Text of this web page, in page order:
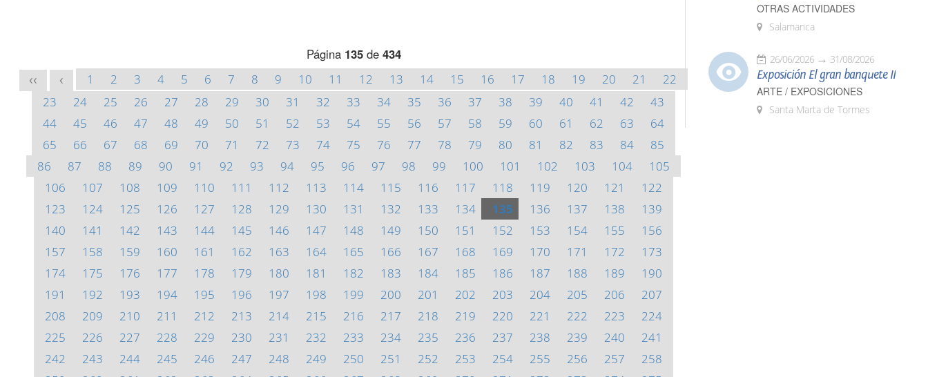
Página 135de 434
<< < 1 2 3 4 5 6 7 8 9 10 11 12 13 14 15 16 17 18 19 20 21
22
23
24 25 26 27 28 29 30 31 32 33 34 35 36 37 38 39 40 41 42
43
44
45 46 47 48 49 50 51 52 53 54 55 56 57 58 59 60 61 62 63
64
65
66 67 68 69 70 71 72 73 74 75 76 77 78 79 80 81 82 83 84
85
86
87 88 89 90 91 92 93 94 95 96 97 98 99 100 101 102 103 104
105
106
107 108 109 110 111 112 113 114 115 116 117 118 119 120 121
122
123
124 125 126 127 128 129 130 131 132 133 134 135 136 137 138
139
140
141 142 143 144 145 146 147 148 149 150 151 152 153 154 155
156
157
158 159 160 161 162 163 164 165 166 167 168 169 170 171 172
173
174
175 176 177 178 179 180 181 182 183 184 185 186 187 188 189
190
191
192 193 194 195 196 197 198 199 200 201 202 203 204 205 206
207
208
209 210 211 212 213 214 215 216 217 218 219 220 221 222 223
224
225
226 227 228 229 230 231 232 233 234 235 236 237 238 239 240
241
242
243 244 245 246 247 248 249 250 251 252 253 254 255 256 257
258
OTRAS ACTIVIDADES
Salamanca
26/06/2026 31/08/2026
Exposición El gran banquete II
ARTE / EXPOSICIONES
Santa Marta de Tormes